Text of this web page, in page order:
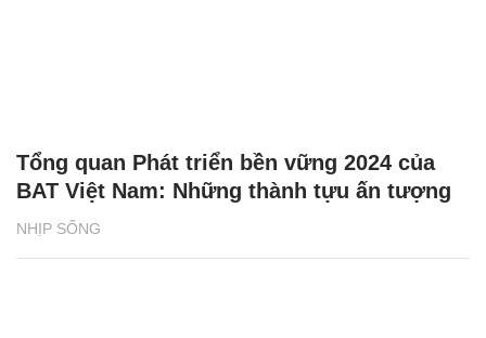
NHỊP SỐNG
Tổng quan Phát triển bền vững 2024 của
BAT Việt Nam: Những thành tựu ấn tượng